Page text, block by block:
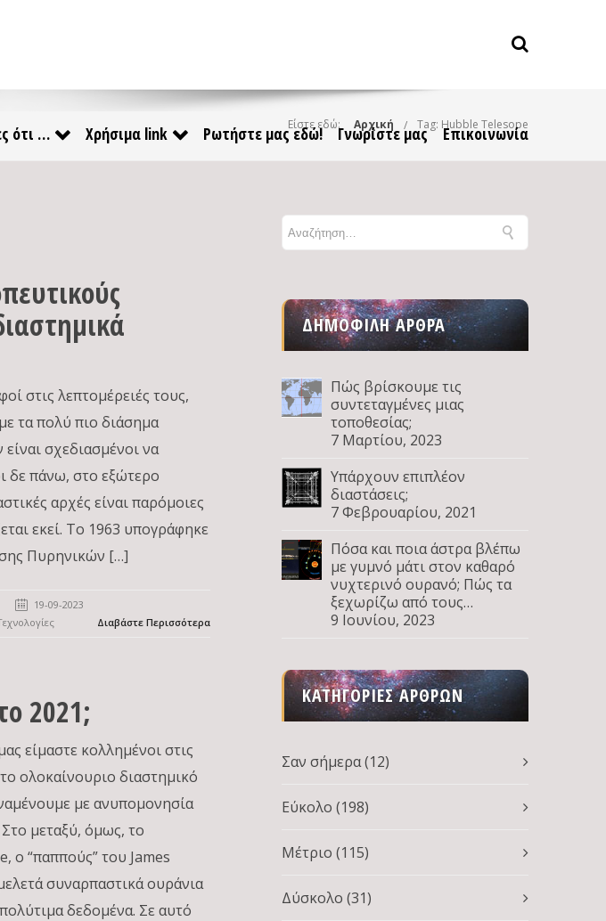
ότι … Χρήσιμα link Ρωτήστε μας εδώ! Γνωρίστε μας Επικοινωνία
Είστε εδώ: Αρχική Tag: Hubble Telesope
στις λεπτομέρειές τους,
τα πολύ πιο διάσημα
σχεδιασμένοι να
δε πάνω, στο εξώτερο
αρχές είναι παρόμοιες
εκεί. Το 1963 υπογράφηκε
Πυρηνικών […]
19-09-2023
Διαβάστε Περισσότερα
2021;
είμαστε κολλημένοι στις
ολοκαίνουριο διαστημικό
με ανυπομονησία
μεταξύ, όμως, το
ο “παππούς” του James
συναρπαστικά ουράνια
δεδομένα. Σε αυτό
ΔΗΜΟΦΙΛΉ ΆΡΘΡΑ
Πώς βρίσκουμε τις
συντεταγμένες μιας
τοποθεσίας;
7 Μαρτίου, 2023
Υπάρχουν επιπλέον
διαστάσεις;
7 Φεβρουαρίου, 2021
Πόσα και ποια άστρα βλέπω
με γυμνό μάτι στον καθαρό
νυχτερινό ουρανό; Πώς τα
ξεχωρίζω από τους
πλανήτες; Μέρος Δ
9 Ιουνίου, 2023
ΚΑΤΗΓΟΡΊΕΣ ΆΡΘΡΩΝ
Σαν σήμερα(12)
Εύκολο (198)
Μέτριο (115)
Δύσκολο (31)